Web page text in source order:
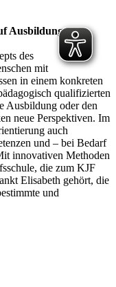
Ausbildung und
des
mit
in einem konkreten
qualifizierten
Ausbildung oder den
neue Perspektiven. Im
auch
und – bei Bedarf
innovativen Methoden
die zum KJF
Elisabeth gehört, die
und